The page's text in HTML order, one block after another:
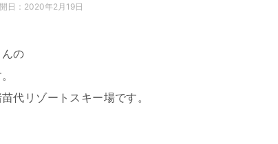
日： 2020年2月19日
の
代リゾートスキー場です。